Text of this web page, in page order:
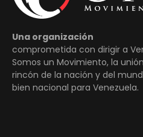
Una organización
comprometida con dirigir a
Somos un Movimiento, la
rincón de la nación y del
bien nacional para Venezuela.